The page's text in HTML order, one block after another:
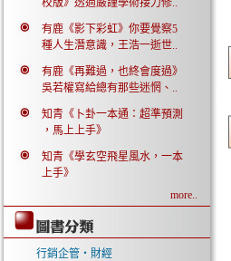
校版》透過嚴謹學術接力修..
有鹿《影下彩虹》你要覺察5
種人生潛意識，王浩一逝世..
有鹿《再難過，也終會度過》
吳若權寫給總有那些迷惘、..
知青《卜卦一本通：超準預測
，馬上上手》
知青《學玄空飛星風水，一本
上手》
more..
行銷企管‧財經